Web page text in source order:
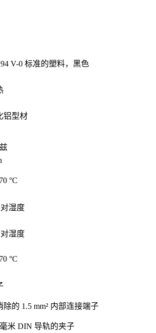
V-0 标准的塑料，黑色
铝型材
°C
湿度
湿度
°C
除的 1.5 mm² 内部连接端子
米 DIN 导轨的夹子